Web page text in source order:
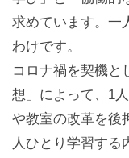
求めています。一
わけです。
コロナ禍を契機と
想」によって、1
や教室の改革を後
人ひとり学習する